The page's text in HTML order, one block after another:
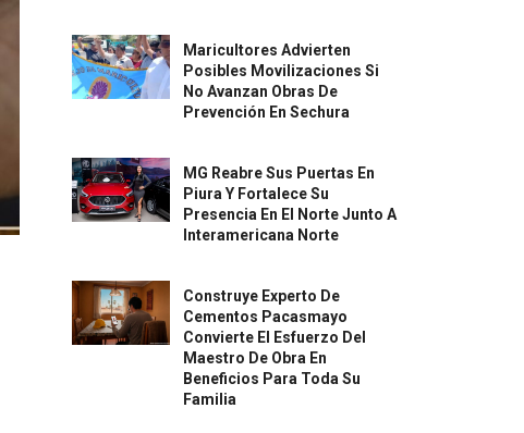
Maricultores Advierten
Posibles Movilizaciones Si
No Avanzan Obras De
Prevención En Sechura
MG Reabre Sus Puertas En
Piura Y Fortalece Su
Presencia En El Norte Junto A
Interamericana Norte
Construye Experto De
Cementos Pacasmayo
Convierte El Esfuerzo Del
Maestro De Obra En
Beneficios Para Toda Su
Familia